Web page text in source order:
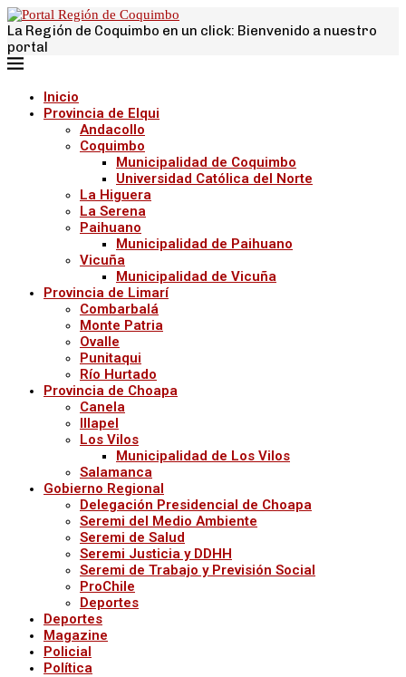
La Región de Coquimbo en un click: Bienvenido a nuestro
portal
Inicio
Provincia de Elqui
Andacollo
Coquimbo
Municipalidad de Coquimbo
Universidad Católica del Norte
La Higuera
La Serena
Paihuano
Municipalidad de Paihuano
Vicuña
Municipalidad de Vicuña
Provincia de Limarí
Combarbalá
Monte Patria
Ovalle
Punitaqui
Río Hurtado
Provincia de Choapa
Canela
Illapel
Los Vilos
Municipalidad de Los Vilos
Salamanca
Gobierno Regional
Delegación Presidencial de Choapa
Seremi del Medio Ambiente
Seremi de Salud
Seremi Justicia y DDHH
Seremi de Trabajo y Previsión Social
ProChile
Deportes
Deportes
Magazine
Policial
Política